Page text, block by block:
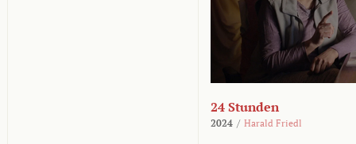
24 Stunden
2024 / Harald Friedl